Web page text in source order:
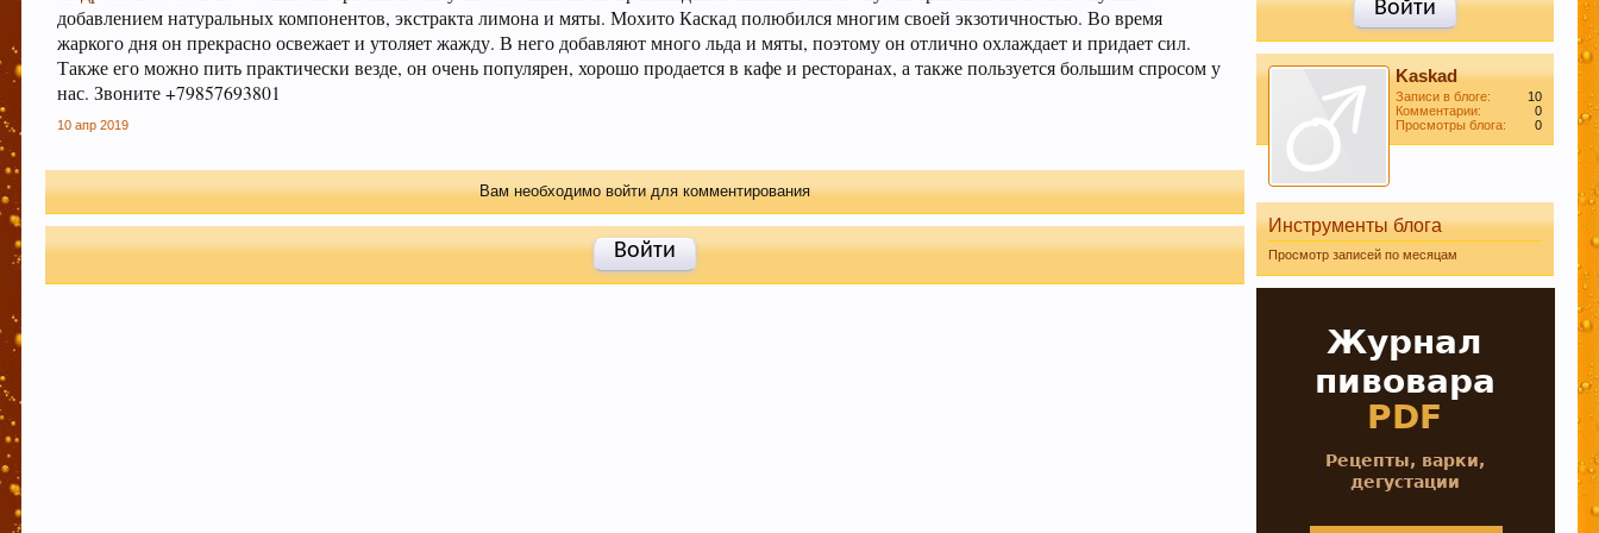
закладках. Тем самым нас станет больше :) Спасибо!
Любое общение, которое не по-теме ПРОШУ переносить в
При приеме пива у мужчин выделяется гормон дофамин, отвечающий за чувство удовлетворения. При этом
удовольствие вызывает только вкус пива, независимо от того, любит ли мужчина напитки этой марки, и даже при
добавлением натуральных компонентов, экстракта лимона и мяты. Мохито Каскад полюбился многим своей экзотичностью. Во время
жаркого дня он прекрасно освежает и утоляет жажду. В него добавляют много льда и мяты, поэтому он отлично охлаждает и придает сил.
Также его можно пить практически везде, он очень популярен, хорошо продается в кафе и ресторанах, а также пользуется большим спросом у
нас. Звоните +79857693801
10 апр 2019
Вам необходимо войти для комментирования
Войти
Войти
Kaskad
Записи в блоге:
10
Комментарии:
0
Просмотры блога:
0
Инструменты блога
Просмотр записей по месяцам